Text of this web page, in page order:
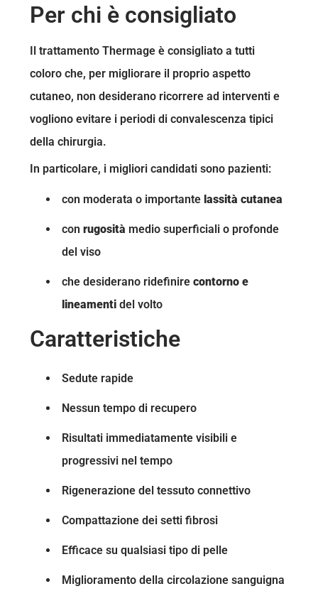
Per chi è consigliato
Il trattamento Thermage è consigliato a tutti
coloro che, per migliorare il proprio aspetto
cutaneo, non desiderano ricorrere ad interventi e
vogliono evitare i periodi di convalescenza tipici
della chirurgia.
In particolare, i migliori candidati sono pazienti:
con moderata o importante lassità cutanea
con rugosità medio superficiali o profonde
del viso
che desiderano ridefinire contorno e
lineamenti del volto
Caratteristiche
Sedute rapide
Nessun tempo di recupero
Risultati immediatamente visibili e
progressivi nel tempo
Rigenerazione del tessuto connettivo
Compattazione dei setti fibrosi
Efficace su qualsiasi tipo di pelle
Miglioramento della circolazione sanguigna